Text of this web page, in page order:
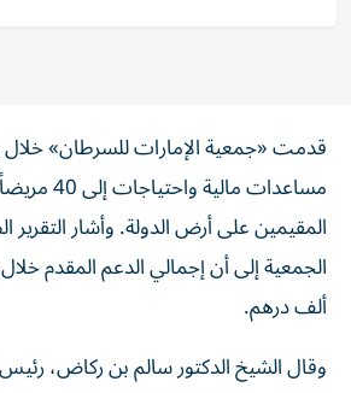
قدمت «جمعية الإمارات للسرطان» خلال
مساعدات
المقيمين على أرض الدولة. وأشار التقرير
ألف درهم.
وقال الشيخ الدكتور سالم بن ركاض،